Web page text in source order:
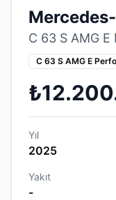
C 63 S AMG
C 63 S AMG E
Yıl
2025
Yakıt
-